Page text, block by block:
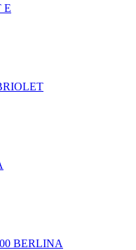
E
BERLINA